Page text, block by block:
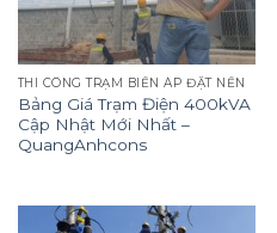
THI CÔNG TRẠM BIẾN ÁP ĐẶT NỀN
Bảng Giá Trạm Điện 400kVA
Cập Nhật Mới Nhất –
QuangAnhcons